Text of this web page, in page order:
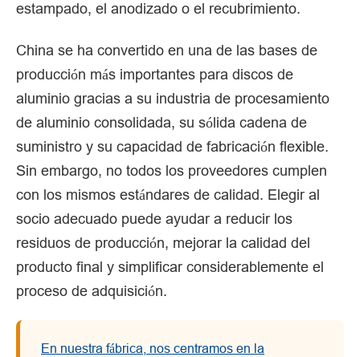
estampado, el anodizado o el recubrimiento.
China se ha convertido en una de las bases de
producción más importantes para discos de
aluminio gracias a su industria de procesamiento
de aluminio consolidada, su sólida cadena de
suministro y su capacidad de fabricación flexible.
Sin embargo, no todos los proveedores cumplen
con los mismos estándares de calidad. Elegir al
socio adecuado puede ayudar a reducir los
residuos de producción, mejorar la calidad del
producto final y simplificar considerablemente el
proceso de adquisición.
En nuestra fábrica, nos centramos en la